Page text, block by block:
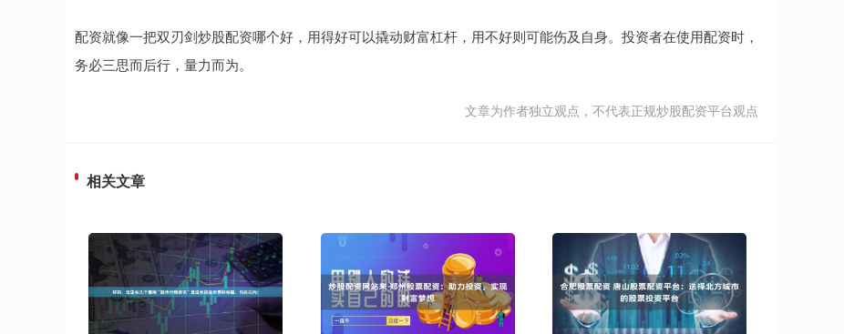
配资就像一把双刃剑炒股配资哪个好，用得好可以撬动财富杠杆，用不好则可能伤及自身。投资者在使用配资时，
务必三思而后行，量力而为。
文章为作者独立观点，不代表正规炒股配资平台观点
相关文章